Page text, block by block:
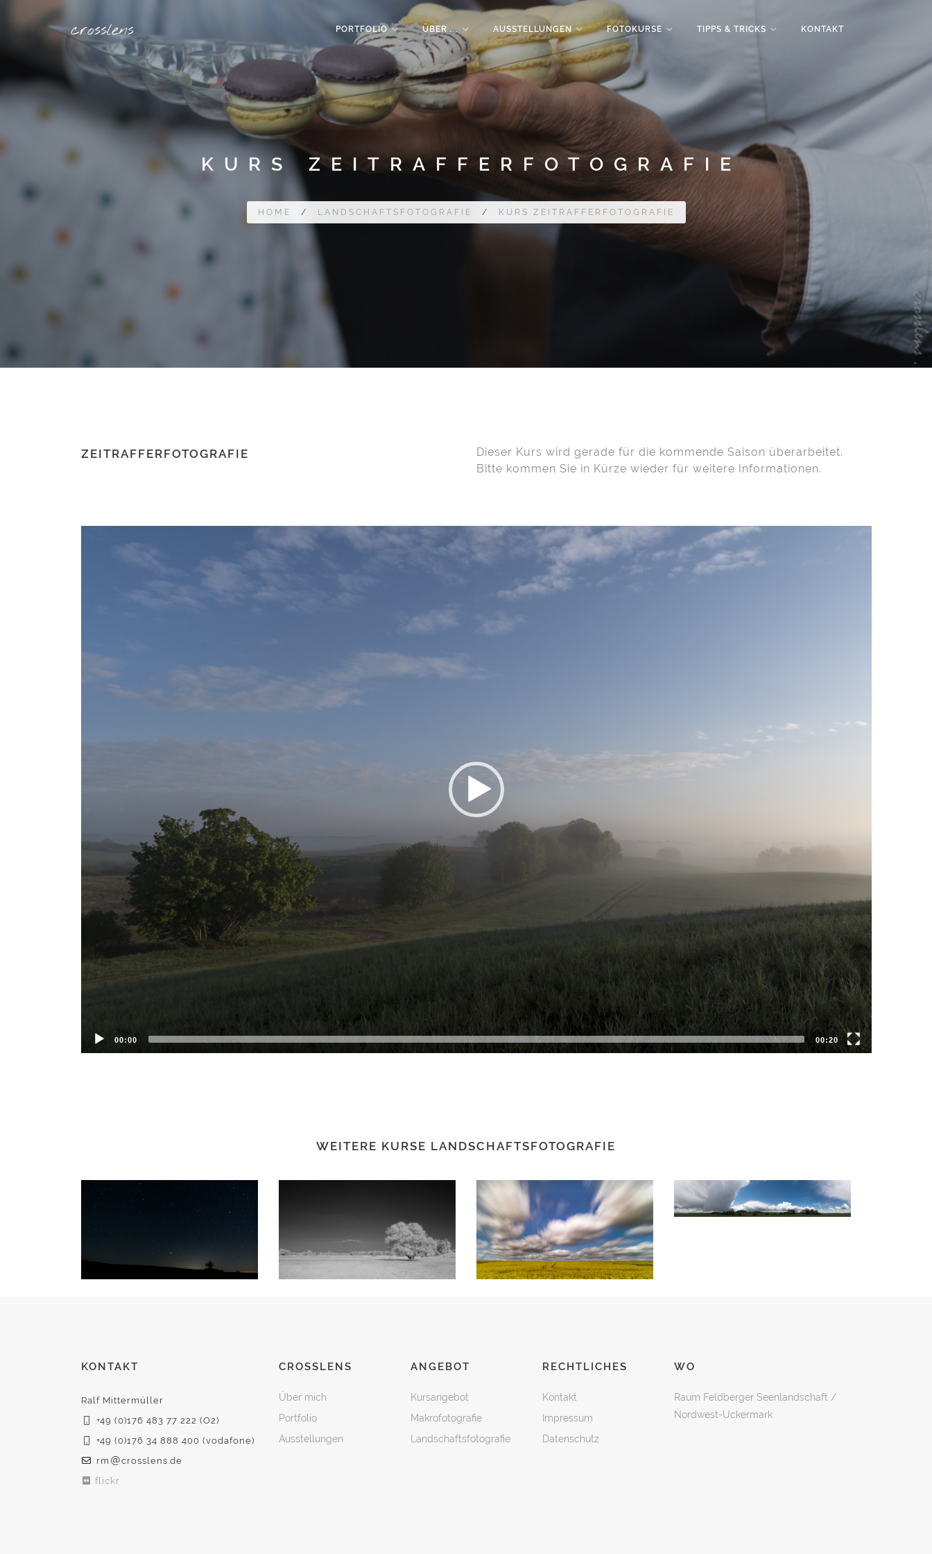
crosslens PORTFOLIO ÜBER ... AUSSTELLUNGEN FOTOKURSE TIPPS & TRICKS KONTAKT
KURS ZEITRAFFERFOTOGRAFIE
HOME / LANDSCHAFTSFOTOGRAFIE / KURS ZEITRAFFERFOTOGRAFIE
ZEITRAFFERFOTOGRAFIE
Dieser Kurs wird gerade für die kommende Saison überarbeitet.
Bitte kommen Sie in Kürze wieder für weitere Informationen.
00:00 00:20
WEITERE KURSE LANDSCHAFTSFOTOGRAFIE
KONTAKT
Ralf Mittermüller
+49 (0)176 483 77 222 (O2)
+49 (0)176 34 888 400 (vodafone)
rm
crosslens.de
flickr
CROSSLENS
Über mich
Portfolio
Ausstellungen
ANGEBOT
Kursangebot
Makrofotografie
Landschaftsfotografie
RECHTLICHES
Kontakt
Impressum
Datenschutz
WO
Raum Feldberger Seenlandschaft /
Nordwest-Uckermark
Cookie-Einstellungen